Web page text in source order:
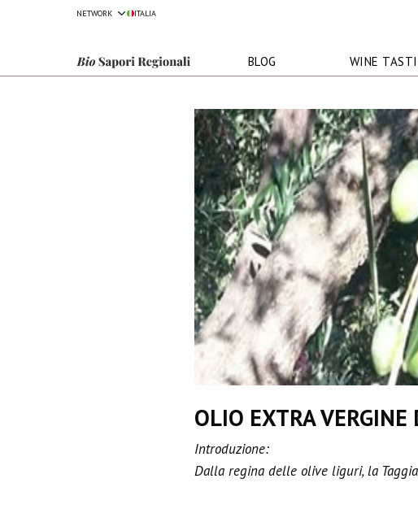
NETWORK ITALIA
BLOG WINE
OLIO EXTRA
Introduzione:
Dalla regina delle olive liguri, la